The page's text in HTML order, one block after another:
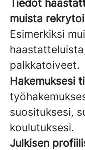
Tiedot
muista
Esimerkiksi
palkkatoiveet.
Hakemuksesi
suosituksesi,
koulutuksesi.
Julkisen